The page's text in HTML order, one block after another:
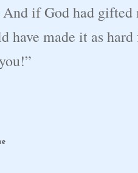
if God had gifted
have made it as